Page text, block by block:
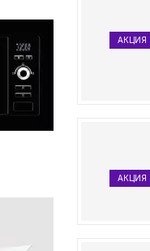
АКЦИЯ
АКЦИЯ